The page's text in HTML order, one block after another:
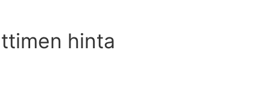
hinta